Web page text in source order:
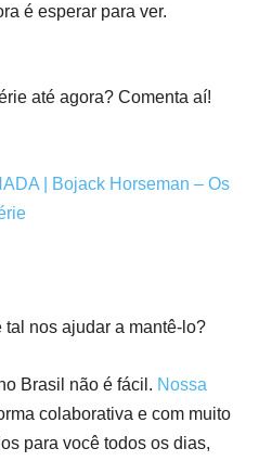
é esperar para ver.
até agora? Comenta aí!
| Bojack Horseman – Os
nos ajudar a mantê-lo?
Brasil não é fácil. Nossa
colaborativa e com muito
para você todos os dias,